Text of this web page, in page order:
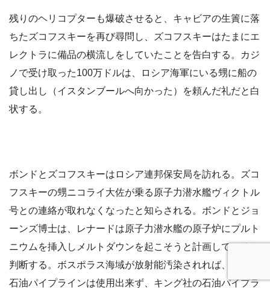
残りのヘリコプターも爆破させると、キャビアの生簀に落
ちたズコフスキーを再び尋問し、ズコフスキーはたまにエ
レクトラに備品の横流しをしていたことを告白する。カジ
ノで受け取った100万ドルは、ロシア海軍にいる甥に船の
貸し出し（イスタンブールへ向かった）を頼んだ礼だと白
状する。
ボンドとズコフスキーはロシア連邦保安局を訪れる。ズコ
フスキーの甥ニコライ大佐が乗る原子力潜水艦ヴィクトル
号との連絡が取れなくなったと知らされる。ボンドとジョ
ーンズ博士は、レナードは原子力潜水艦の原子炉にプルト
ニウムを挿入しメルトダウンを起こそうと計画していると
判断する。ボスポラス海域が放射能汚染されれば、既存の
石油パイプラインは使用出来ず、キング社の石油パイプラ